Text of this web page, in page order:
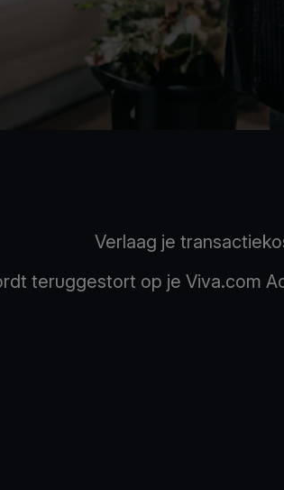
Verlaag je
teruggestort op je Viva.com